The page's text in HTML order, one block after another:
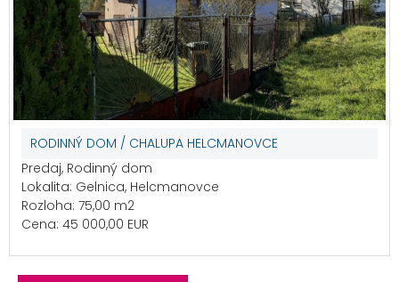
RODINNÝ DOM / CHALUPA HELCMANOVCE
Predaj, Rodinný dom
Lokalita: Gelnica, Helcmanovce
Rozloha: 75,00 m2
Cena: 45 000,00 EUR